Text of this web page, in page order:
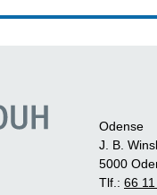
Odense
J. B.
5000
Tlf.: 66